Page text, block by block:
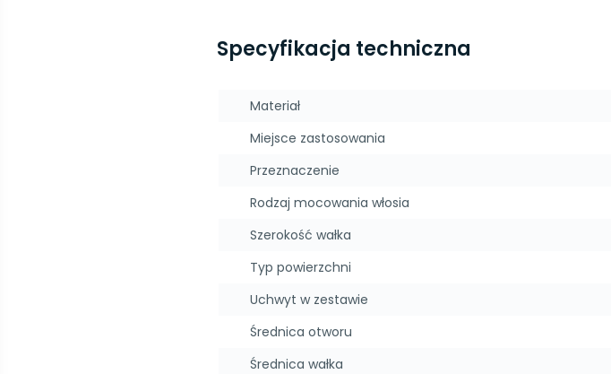
Specyfikacja techniczna
Materiał
Miejsce zastosowania
Przeznaczenie
Rodzaj mocowania włosia
Szerokość wałka
Typ powierzchni
Uchwyt w zestawie
Średnica otworu
Średnica wałka